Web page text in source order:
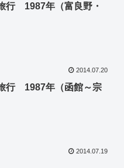
行 1987年（富良野・
2014.07.20
行 1987年（函館～宗
2014.07.19